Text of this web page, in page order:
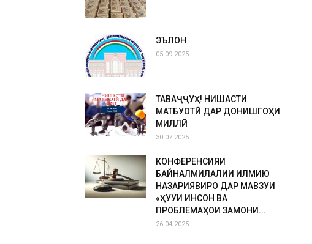
ЭЪЛОН
05.09.2025
ТАВАҶҶУҲ! НИШАСТИ
МАТБУОТӢ ДАР ДОНИШГОҲИ
МИЛЛӢ
30.07.2025
КОНФЕРЕНСИЯИ
БАЙНАЛМИЛАЛИИ ИЛМИЮ
НАЗАРИЯВИРО ДАР МАВЗУИ
«ҲУҚУҚИ ИНСОН ВА
ПРОБЛЕМАҲОИ ЗАМОНИ...
26.04.2025